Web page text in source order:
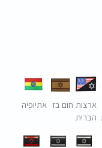
ארצות
הברית
חום בז אתיופיה